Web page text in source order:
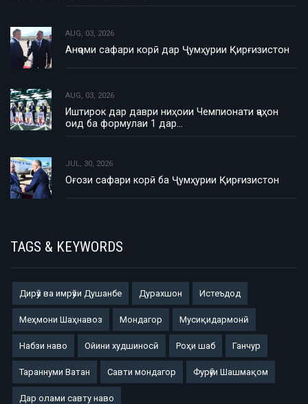
AUG, 03, 2026
Анҷоми сафари корӣ дар Ҷумҳурии Қирғизистон
AUG, 03, 2026
Иштирок дар даври ниҳоии Чемпионати ҷаҳон
оид ба формулаи 1 дар…
JUL, 30, 2026
Оғози сафари корӣ ба Ҷумҳурии Қирғизистон
TAGS & KEYWORDS
Дирӯз ва имрӯзи Душанбе Дурахшон Истеъдод
Меҳмони Шаҳнавоз Мондагор Мусиқидармонӣ
Набзи наво Ойини худшиносӣ Роҳи шаб Ганчур
Тараннуми Ватан Савти мондагор Фурӯғи Шашмақом
Дар олами савту наво